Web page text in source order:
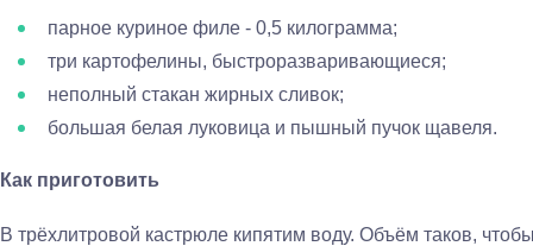
парное куриное филе - 0,5 килограмма;
три картофелины, быстроразваривающиеся;
неполный стакан жирных сливок;
большая белая луковица и пышный пучок щавеля.
Как приготовить
В трёхлитровой кастрюле кипятим воду. Объём таков,